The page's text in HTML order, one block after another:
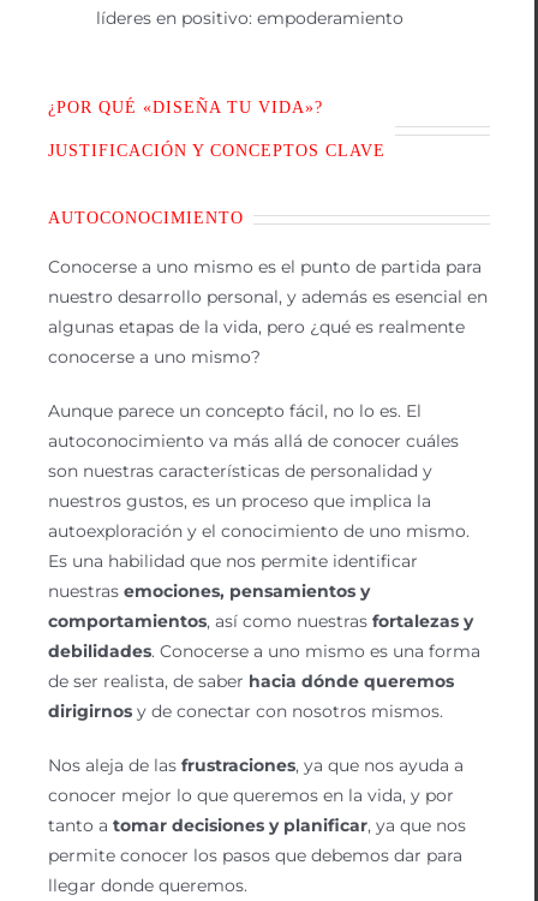
líderes en positivo: empoderamiento
¿POR QUÉ «DISEÑA TU VIDA»?
JUSTIFICACIÓN Y CONCEPTOS CLAVE
AUTOCONOCIMIENTO
Conocerse a uno mismo es el punto de partida para
nuestro desarrollo personal, y además es esencial en
algunas etapas de la vida, pero ¿qué es realmente
conocerse a uno mismo?
Aunque parece un concepto fácil, no lo es. El
autoconocimiento va más allá de conocer cuáles
son nuestras características de personalidad y
nuestros gustos, es un proceso que implica la
autoexploración y el conocimiento de uno mismo.
Es una habilidad que nos permite identificar
nuestras emociones, pensamientos y
comportamientos, así como nuestras fortalezas y
debilidades. Conocerse a uno mismo es una forma
de ser realista, de saber hacia dónde queremos
dirigirnos y de conectar con nosotros mismos.
Nos aleja de las frustraciones, ya que nos ayuda a
conocer mejor lo que queremos en la vida, y por
tanto a tomar decisiones y planificar, ya que nos
permite conocer los pasos que debemos dar para
llegar donde queremos.